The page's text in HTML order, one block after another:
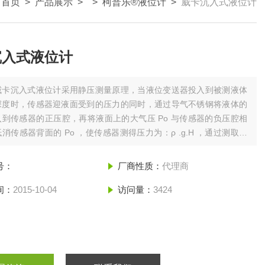
首页 > 产品展示 > > 柯普乐®液位计 > 威卡沉入式液位计
入式液位计
卡沉入式液位计采用静压测量原理，当液位变送器投入到被测液体
度时，传感器迎液面受到的压力的同时，通过导气不锈钢将液体的
到传感器的正压腔，再将液面上的大气压 Po 与传感器的负压腔相
传感器背面的 Po ，使传感器测得压力为：ρ .g.H ，通过测取压
厂商性质： 代理商
2015-10-04 访问量： 3424